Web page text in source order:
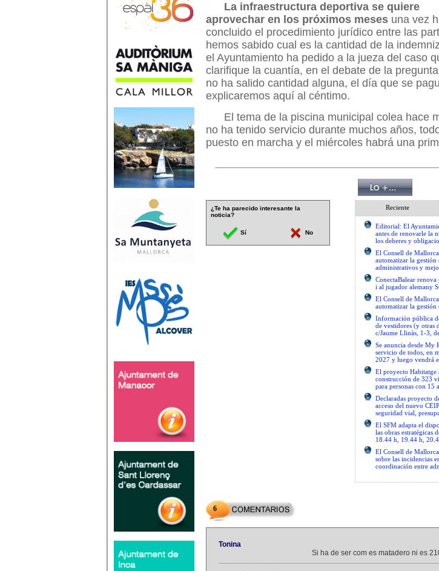
La infraestructura deportiva se quiere
aprovechar en los próximos meses una vez
concluido el procedimiento jurídico entre las
hemos sabido cual es la cantidad de la
el Ayuntamiento ha pedido a la jueza del caso
clarifique la cuantía, en el debate de la
no ha salido cantidad alguna, el día que se
explicaremos aquí al céntimo.
El tema de la piscina municipal colea hace
no ha tenido servicio durante muchos años,
puesto en marcha y el miércoles habrá una
¿Te ha parecido interesante la
noticia?
Sí No
Reciente
Editorial: El
antes de renovarle la
los deberes y
El Consell de
automatizar la
administrativos y
ConectaBalear
i al jugador alemany
El Consell de
automatizar la gestión
Información pública
de vestidores (y otras
c/Jaume Llinàs, 1-3,
Se anuncia desde My
servicio de todos, en
2027 y luego vendrá
El proyecto Habitatge
construcción de 323
para personas con 15
Declaradas proyecto
acceso del nuevo
seguridad vial,
El SFM adapta el
las obras estratégicas
18.44 h, 19.44 h,
El Consell de
sobre las incidencias
coordinación entre
6
Tonina
Si ha de ser com es matadero ni es